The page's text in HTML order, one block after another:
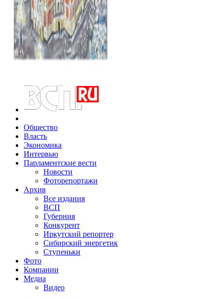
Общество
Власть
Экономика
Интервью
Парламентские вести
Новости
Фоторепортажи
Архив
Все издания
ВСП
Губерния
Конкурент
Иркутский репортер
Сибирский энергетик
Ступеньки
Фото
Компании
Медиа
Видео